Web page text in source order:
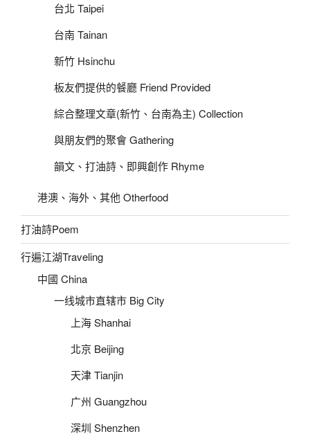
台北 Taipei
台南 Tainan
新竹 Hsinchu
板友們提供的餐廳 Friend Provided
綜合整理文章(新竹、台南為主) Collection
與朋友們的聚會 Gathering
韻文、打油詩、即興創作 Rhyme
港澳、海外、其他 Otherfood
打油詩Poem
行遍江湖Traveling
中國 China
一线城市直辖市 Big City
上海 Shanhai
北京 Beijing
天津 Tianjin
广州 Guangzhou
深圳 Shenzhen